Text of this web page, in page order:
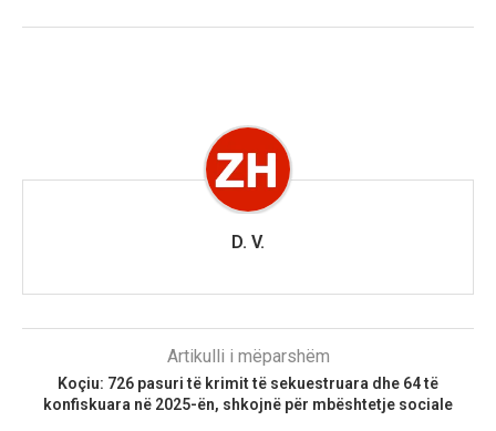
D. V.
Artikulli i mëparshëm
Koçiu: 726 pasuri të krimit të sekuestruara dhe 64 të
konfiskuara në 2025-ën, shkojnë për mbështetje sociale